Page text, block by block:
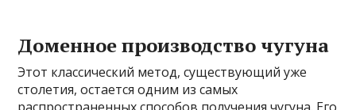
Доменное производство чугуна
Этот классический метод, существующий уже
столетия, остается одним из самых